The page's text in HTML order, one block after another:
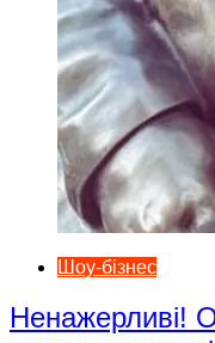
Шоу-бізнес
Ненажерливі!